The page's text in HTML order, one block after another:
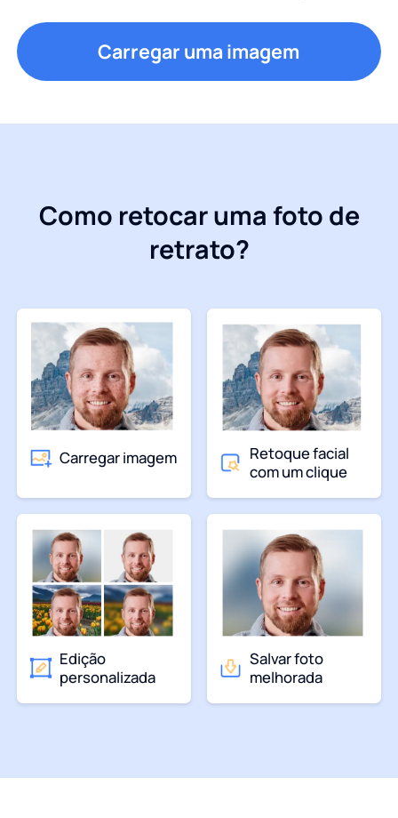
Carregar uma imagem
Como retocar uma foto de
retrato?
Carregar imagem
Retoque facial
com um clique
Edição
personalizada
Salvar foto
melhorada